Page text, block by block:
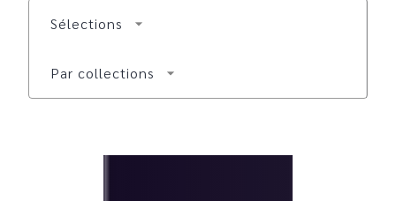
Sélections arrow_drop_down
Par collections arrow_drop_down